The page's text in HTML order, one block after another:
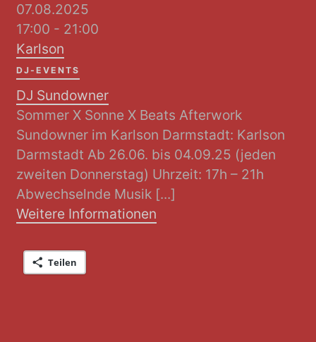
07.08.2025
17:00 - 21:00
Karlson
DJ-EVENTS
DJ Sundowner
Sommer X Sonne X Beats Afterwork
Sundowner im Karlson Darmstadt: Karlson
Darmstadt Ab 26.06. bis 04.09.25 (jeden
zweiten Donnerstag) Uhrzeit: 17h – 21h
Abwechselnde Musik [...]
Weitere Informationen
Teilen